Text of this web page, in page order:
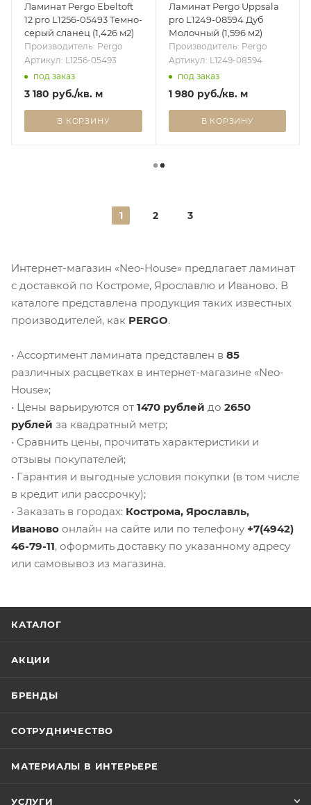
Ламинат Pergo Ebeltoft
12 pro L1256-05493 Темно-
серый сланец (1,426 м2)
Производитель: Pergo
Артикул: L1256-05493
под заказ
3 180 руб./кв. м
В КОРЗИНУ
Ламинат Pergo Uppsala
pro L1249-08594 Дуб
Молочный (1,596 м2)
Производитель: Pergo
Артикул: L1249-08594
под заказ
1 980 руб./кв. м
В КОРЗИНУ
1 2 3
Интернет-магазин «Neo-House» предлагает ламинат
с доставкой по Костроме, Ярославлю и Иваново. В
каталоге представлена продукция таких известных
производителей, как PERGO.
• Ассортимент ламината представлен в 85
различных расцветках в интернет-магазине «Neo-
House»;
• Цены варьируются от 1470 рублей до 2650
рублей за квадратный метр;
• Сравнить цены, прочитать характеристики и
отзывы покупателей;
• Гарантия и выгодные условия покупки (в том числе
в кредит или рассрочку);
• Заказать в городах: Кострома, Ярославль,
Иваново онлайн на сайте или по телефону +7(4942)
46-79-11, оформить доставку по указанному адресу
или самовывоз из магазина.
КАТАЛОГ
АКЦИИ
БРЕНДЫ
СОТРУДНИЧЕСТВО
МАТЕРИАЛЫ В ИНТЕРЬЕРЕ
УСЛУГИ